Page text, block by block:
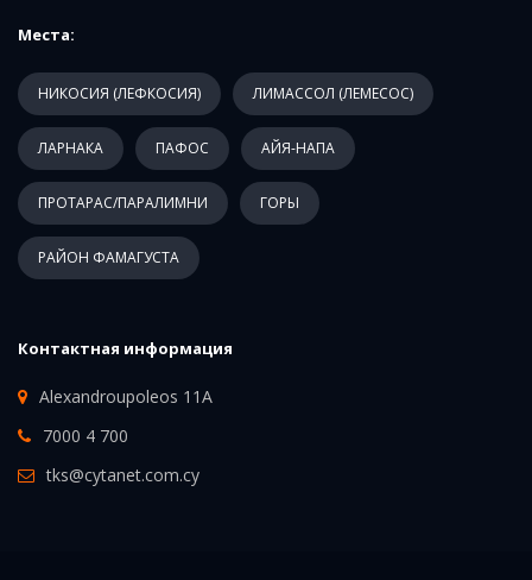
Места:
НИКОСИЯ (ЛЕФКОСИЯ) ЛИМАССОЛ (ЛЕМЕСОС)
ЛАРНАКА ПАФОС АЙЯ-НАПА
ПРОТАРАС/ПАРАЛИМНИ ГОРЫ
РАЙОН ФАМАГУСТА
Контактная информация
Alexandroupoleos 11A
7000 4 700
tks@cytanet.com.cy